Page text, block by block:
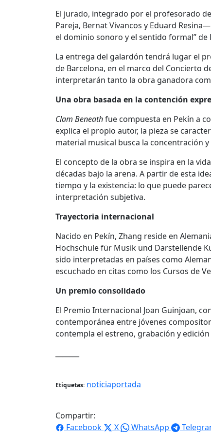
El jurado, integrado por el profesorado
Pareja, Bernat Vivancos y Eduard
el dominio sonoro y el sentido formal” de
La entrega del galardón tendrá lugar el
de Barcelona, en el marco del Concierto
interpretarán tanto la obra ganadora
Una obra basada en la contención
Clam Beneathfue compuesta en Pekín a
explica el propio autor, la pieza se
material musical busca la concentración
El concepto de la obra se inspira en la
décadas bajo la arena. A partir de esta
tiempo y la existencia: lo que puede
interpretación subjetiva.
Trayectoria internacional
Nacido en Pekín, Zhang reside en
Hochschule für Musik und Darstellende
sido interpretadas en países como
escuchado en citas como los Cursos de
Un premio consolidado
El Premio Internacional Joan Guinjoan,
contemporánea entre jóvenes
contempla el estreno, grabación y
Etiquetas: noticiaportada
Compartir:
Facebook
X WhatsApp